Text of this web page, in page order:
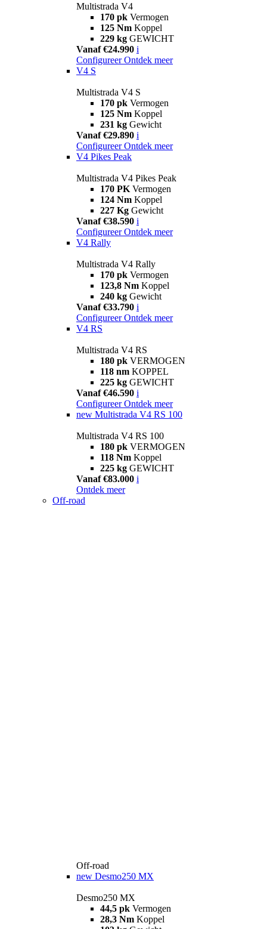
Multistrada V4
170 pk Vermogen
125 Nm Koppel
229 kg GEWICHT
Vanaf €24.990 i
Configureer Ontdek meer
V4 S
Multistrada V4 S
170 pk Vermogen
125 Nm Koppel
231 kg Gewicht
Vanaf €29.890 i
Configureer Ontdek meer
V4 Pikes Peak
Multistrada V4 Pikes Peak
170 PK Vermogen
124 Nm Koppel
227 Kg Gewicht
Vanaf €38.590 i
Configureer Ontdek meer
V4 Rally
Multistrada V4 Rally
170 pk Vermogen
123,8 Nm Koppel
240 kg Gewicht
Vanaf €33.790 i
Configureer Ontdek meer
V4 RS
Multistrada V4 RS
180 pk VERMOGEN
118 nm KOPPEL
225 kg GEWICHT
Vanaf €46.590 i
Configureer Ontdek meer
new Multistrada V4 RS 100
Multistrada V4 RS 100
180 pk VERMOGEN
118 Nm Koppel
225 kg GEWICHT
Vanaf €83.000 i
Ontdek meer
Off-road
Off-road
new Desmo250 MX
Desmo250 MX
44,5 pk Vermogen
28,3 Nm Koppel